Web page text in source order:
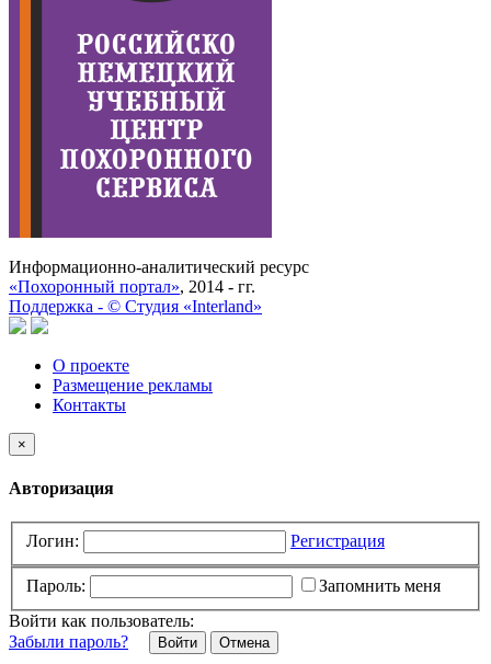
Информационно-аналитический ресурс
«Похоронный портал», 2014 - гг.
Поддержка - © Cтудия «Interland»
О проекте
Размещение рекламы
Контакты
×
Авторизация
Логин: Регистрация
Пароль:
Запомнить меня
Войти как пользователь:
Забыли пароль?
Отмена